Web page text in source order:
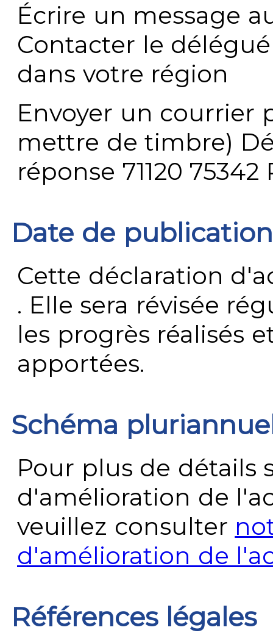
Écrire un message
Contacter le
dans votre région
Envoyer un courrier
mettre de timbre)
réponse 71120 75342
Date de publication
Cette déclaration
. Elle sera révisée
les progrès réalisés
apportées.
Schéma
Pour plus de détails
d'amélioration de
veuillez consulter
d'amélioration de
Références légales